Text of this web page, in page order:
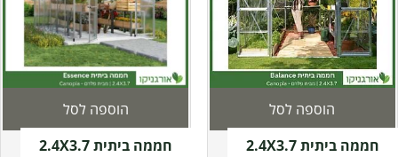
חממה ביתית 2.4X3.7
הוספה לסל
חממה ביתית 2.4X3.7
הוספה לסל